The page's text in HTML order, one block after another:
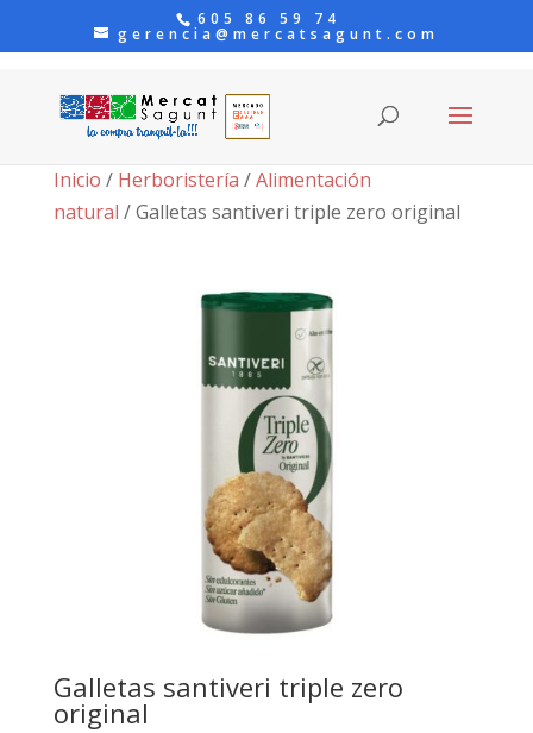
605 86 59 74
gerencia@mercatsagunt.com
Inicio / Herboristería /Alimentación
natural / Galletas santiveri triple zero original
Galletas santiveri triple zero
original